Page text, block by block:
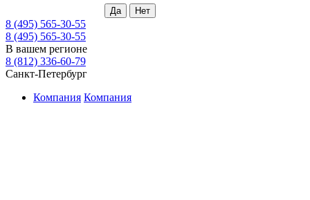
8 (495) 565-30-55
8 (495) 565-30-55
В вашем регионе
8 (812) 336-60-79
Санкт-Петербург
Компания Компания